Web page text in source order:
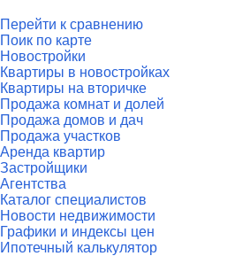
Перейти к сравнению
Поик по карте
Новостройки
Квартиры в новостройках
Квартиры на вторичке
Продажа комнат и долей
Продажа домов и дач
Продажа участков
Аренда квартир
Застройщики
Агентства
Каталог специалистов
Новости недвижимости
Графики и индексы цен
Ипотечный калькулятор